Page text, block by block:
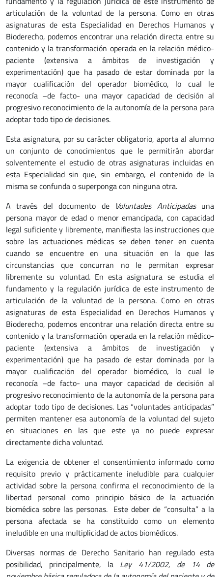
articulación de la voluntad de la persona. Como en otras
asignaturas de esta Especialidad en Derechos Humanos y
Bioderecho, podemos encontrar una relación directa entre su
contenido y la transformación operada en la relación médico-
paciente (extensiva a ámbitos de investigación y
experimentación) que ha pasado de estar dominada por la
mayor cualificación del operador biomédico, lo cual le
reconocía –de facto- una mayor capacidad de decisión al
progresivo reconocimiento de la autonomía de la persona para
adoptar todo tipo de decisiones.
Esta asignatura, por su carácter obligatorio, aporta al alumno
un conjunto de conocimientos que le permitirán abordar
solventemente el estudio de otras asignaturas incluidas en
esta Especialidad sin que, sin embargo, el contenido de la
misma se confunda o superponga con ninguna otra.
A través del documento de Voluntades Anticipadasuna
persona mayor de edad o menor emancipada, con capacidad
legal suficiente y libremente, manifiesta las instrucciones que
sobre las actuaciones médicas se deben tener en cuenta
cuando se encuentre en una situación en la que las
circunstancias que concurran no le permitan expresar
libremente su voluntad. En esta asignatura se estudia el
fundamento y la regulación jurídica de este instrumento de
articulación de la voluntad de la persona. Como en otras
asignaturas de esta Especialidad en Derechos Humanos y
Bioderecho, podemos encontrar una relación directa entre su
contenido y la transformación operada en la relación médico-
paciente (extensiva a ámbitos de investigación y
experimentación) que ha pasado de estar dominada por la
mayor cualificación del operador biomédico, lo cual le
reconocía –de facto- una mayor capacidad de decisión al
progresivo reconocimiento de la autonomía de la persona para
adoptar todo tipo de decisiones. Las “voluntades anticipadas”
permiten mantener esa autonomía de la voluntad del sujeto
en situaciones en las que este ya no puede expresar
directamente dicha voluntad.
La exigencia de obtener el consentimiento informado como
requisito previo y prácticamente ineludible para cualquier
actividad sobre la persona confirma el reconocimiento de la
libertad personal como principio básico de la actuación
biomédica sobre las personas. Este deber de “consulta” a la
persona afectada se ha constituido como un elemento
ineludible en una multiplicidad de actos biomédicos.
Diversas normas de Derecho Sanitario han regulado esta
posibilidad, principalmente, la Ley 41/2002, de 14 de